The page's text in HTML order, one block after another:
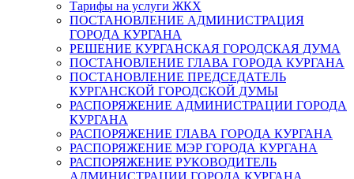
Тарифы на услуги ЖКХ
ПОСТАНОВЛЕНИЕ АДМИНИСТРАЦИЯ
ГОРОДА КУРГАНА
РЕШЕНИЕ КУРГАНСКАЯ ГОРОДСКАЯ ДУМА
ПОСТАНОВЛЕНИЕ ГЛАВА ГОРОДА КУРГАНА
ПОСТАНОВЛЕНИЕ ПРЕДСЕДАТЕЛЬ
КУРГАНСКОЙ ГОРОДСКОЙ ДУМЫ
РАСПОРЯЖЕНИЕ АДМИНИСТРАЦИИ ГОРОДА
КУРГАНА
РАСПОРЯЖЕНИЕ ГЛАВА ГОРОДА КУРГАНА
РАСПОРЯЖЕНИЕ МЭР ГОРОДА КУРГАНА
РАСПОРЯЖЕНИЕ РУКОВОДИТЕЛЬ
АДМИНИСТРАЦИИ ГОРОДА КУРГАНА